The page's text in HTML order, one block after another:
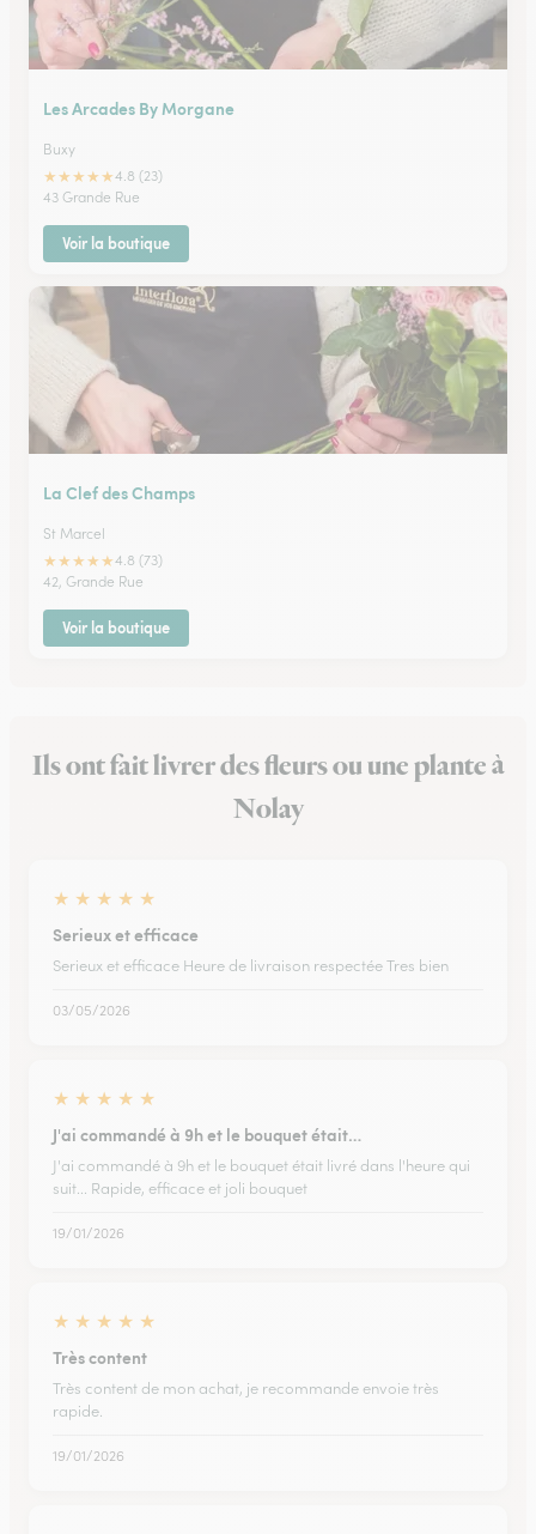
Les Arcades By Morgane
Buxy
★★★★★4.8 (23)
43 Grande Rue
Voir la boutique
La Clef des Champs
St Marcel
★★★★★4.8 (73)
42, Grande Rue
Voir la boutique
Ils ont fait livrer des fleurs ou une plante à
Nolay
★ ★ ★ ★ ★
Serieux et efficace
Serieux et efficace Heure de livraison respectée Tres bien
03/05/2026
★ ★ ★ ★ ★
J'ai commandé à 9h et le bouquet était…
J'ai commandé à 9h et le bouquet était livré dans l'heure qui
suit... Rapide, efficace et joli bouquet
19/01/2026
★ ★ ★ ★ ★
Très content
Très content de mon achat, je recommande envoie très
rapide.
19/01/2026